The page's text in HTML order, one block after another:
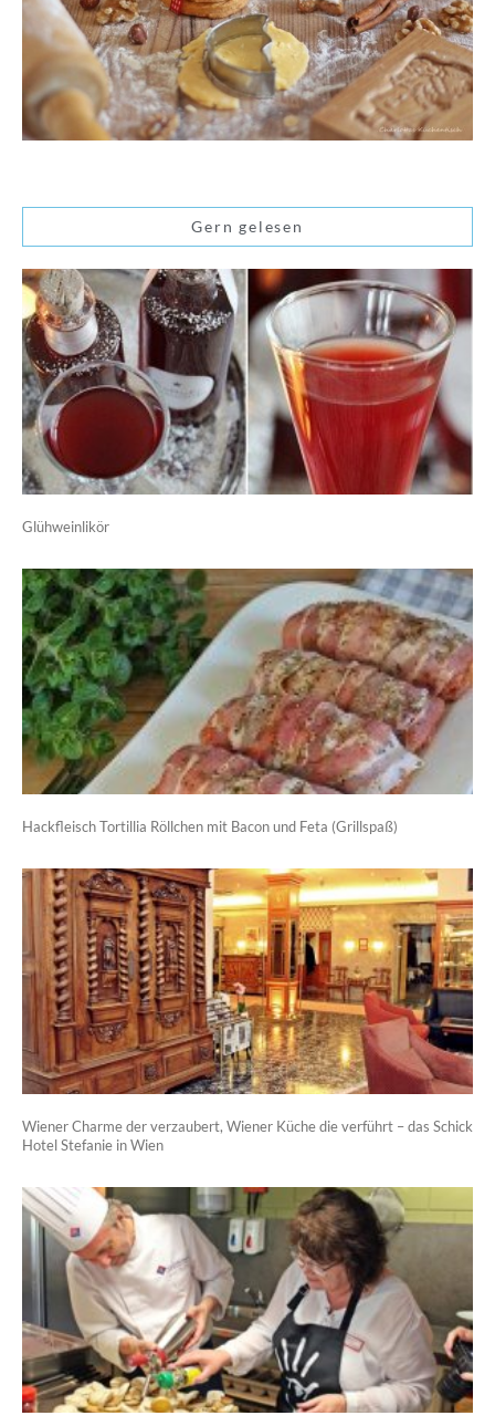
Gern gelesen
Glühweinlikör
Hackfleisch Tortillia Röllchen mit Bacon und Feta (Grillspaß)
Wiener Charme der verzaubert, Wiener Küche die verführt – das Schick
Hotel Stefanie in Wien